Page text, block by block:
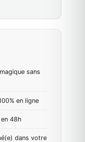
sans
en ligne
48h
dans votre